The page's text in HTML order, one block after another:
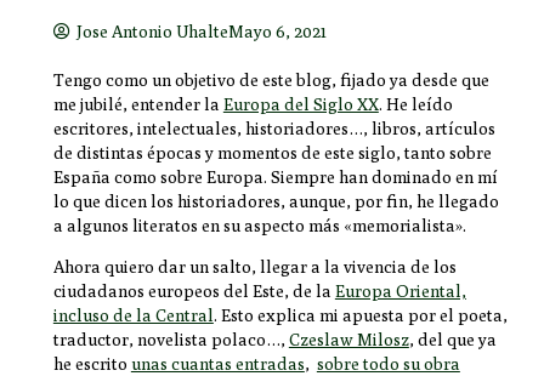
Jose Antonio UhalteMayo 6, 2021
Tengo como un objetivo de este blog, fijado ya desde que
me jubilé, entender la Europa del Siglo XX. He leído
escritores, intelectuales, historiadores…, libros, artículos
de distintas épocas y momentos de este siglo, tanto sobre
España como sobre Europa. Siempre han dominado en mí
lo que dicen los historiadores, aunque, por fin, he llegado
a algunos literatos en su aspecto más «memorialista».
Ahora quiero dar un salto, llegar a la vivencia de los
ciudadanos europeos del Este, de la Europa Oriental,
incluso de la Central. Esto explica mi apuesta por el poeta,
traductor, novelista polaco…, Czeslaw Milosz, del que ya
he escrito unas cuantas entradas, sobre todo su obra